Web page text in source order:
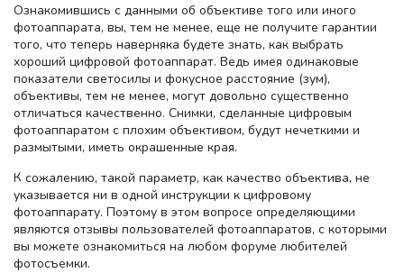
Ознакомившись с данными об объективе того или иного
фотоаппарата, вы, тем не менее, еще не получите гарантии
того, что теперь наверняка будете знать, как выбрать
хороший цифровой фотоаппарат. Ведь имея одинаковые
показатели светосилы и фокусное расстояние (зум),
объективы, тем не менее, могут довольно существенно
отличаться качественно. Снимки, сделанные цифровым
фотоаппаратом с плохим объективом, будут нечеткими и
размытыми, иметь окрашенные края.
К сожалению, такой параметр, как качество объектива, не
указывается ни в одной инструкции к цифровому
фотоаппарату. Поэтому в этом вопросе определяющими
являются отзывы пользователей фотоаппаратов, с которыми
вы можете ознакомиться на любом форуме любителей
фотосъемки.